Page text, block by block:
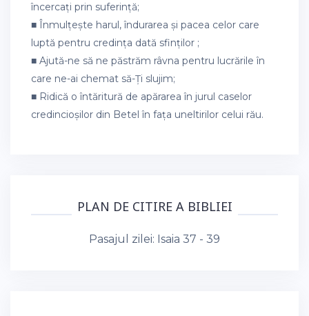
încercați prin suferință;
■ Înmulțește harul, îndurarea și pacea celor care
luptă pentru credința dată sfinților ;
■ Ajută-ne să ne păstrăm râvna pentru lucrările în
care ne-ai chemat să-Ți slujim;
■ Ridică o întăritură de apărarea în jurul caselor
credincioșilor din Betel în fața uneltirilor celui rău.
PLAN DE CITIRE A BIBLIEI
Pasajul zilei: Isaia 37 - 39